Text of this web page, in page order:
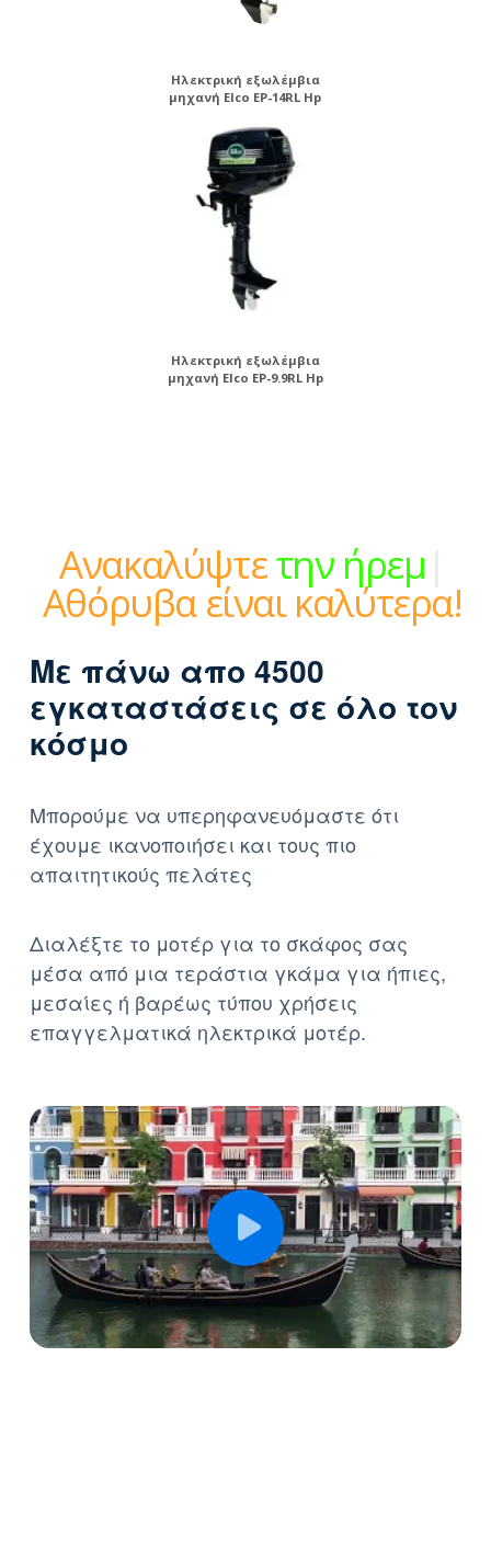
Ηλεκτρική εξωλέμβια
μηχανή Elco EP-14RL Hp
Ηλεκτρική εξωλέμβια
μηχανή Elco EP-9.9RL Hp
Ανακαλύψτετ|Αθόρυβα
είναι καλύτερα!
Με πάνω απο 4500
εγκαταστάσεις σε όλο τον
κόσμο
Μπορούμε να υπερηφανευόμαστε ότι
έχουμε ικανοποιήσει και τους πιο
απαιτητικούς πελάτες
Διαλέξτε το μοτέρ για το σκάφος σας
μέσα από μια τεράστια γκάμα για ήπιες,
μεσαίες ή βαρέως τύπου χρήσεις
επαγγελματικά ηλεκτρικά μοτέρ.